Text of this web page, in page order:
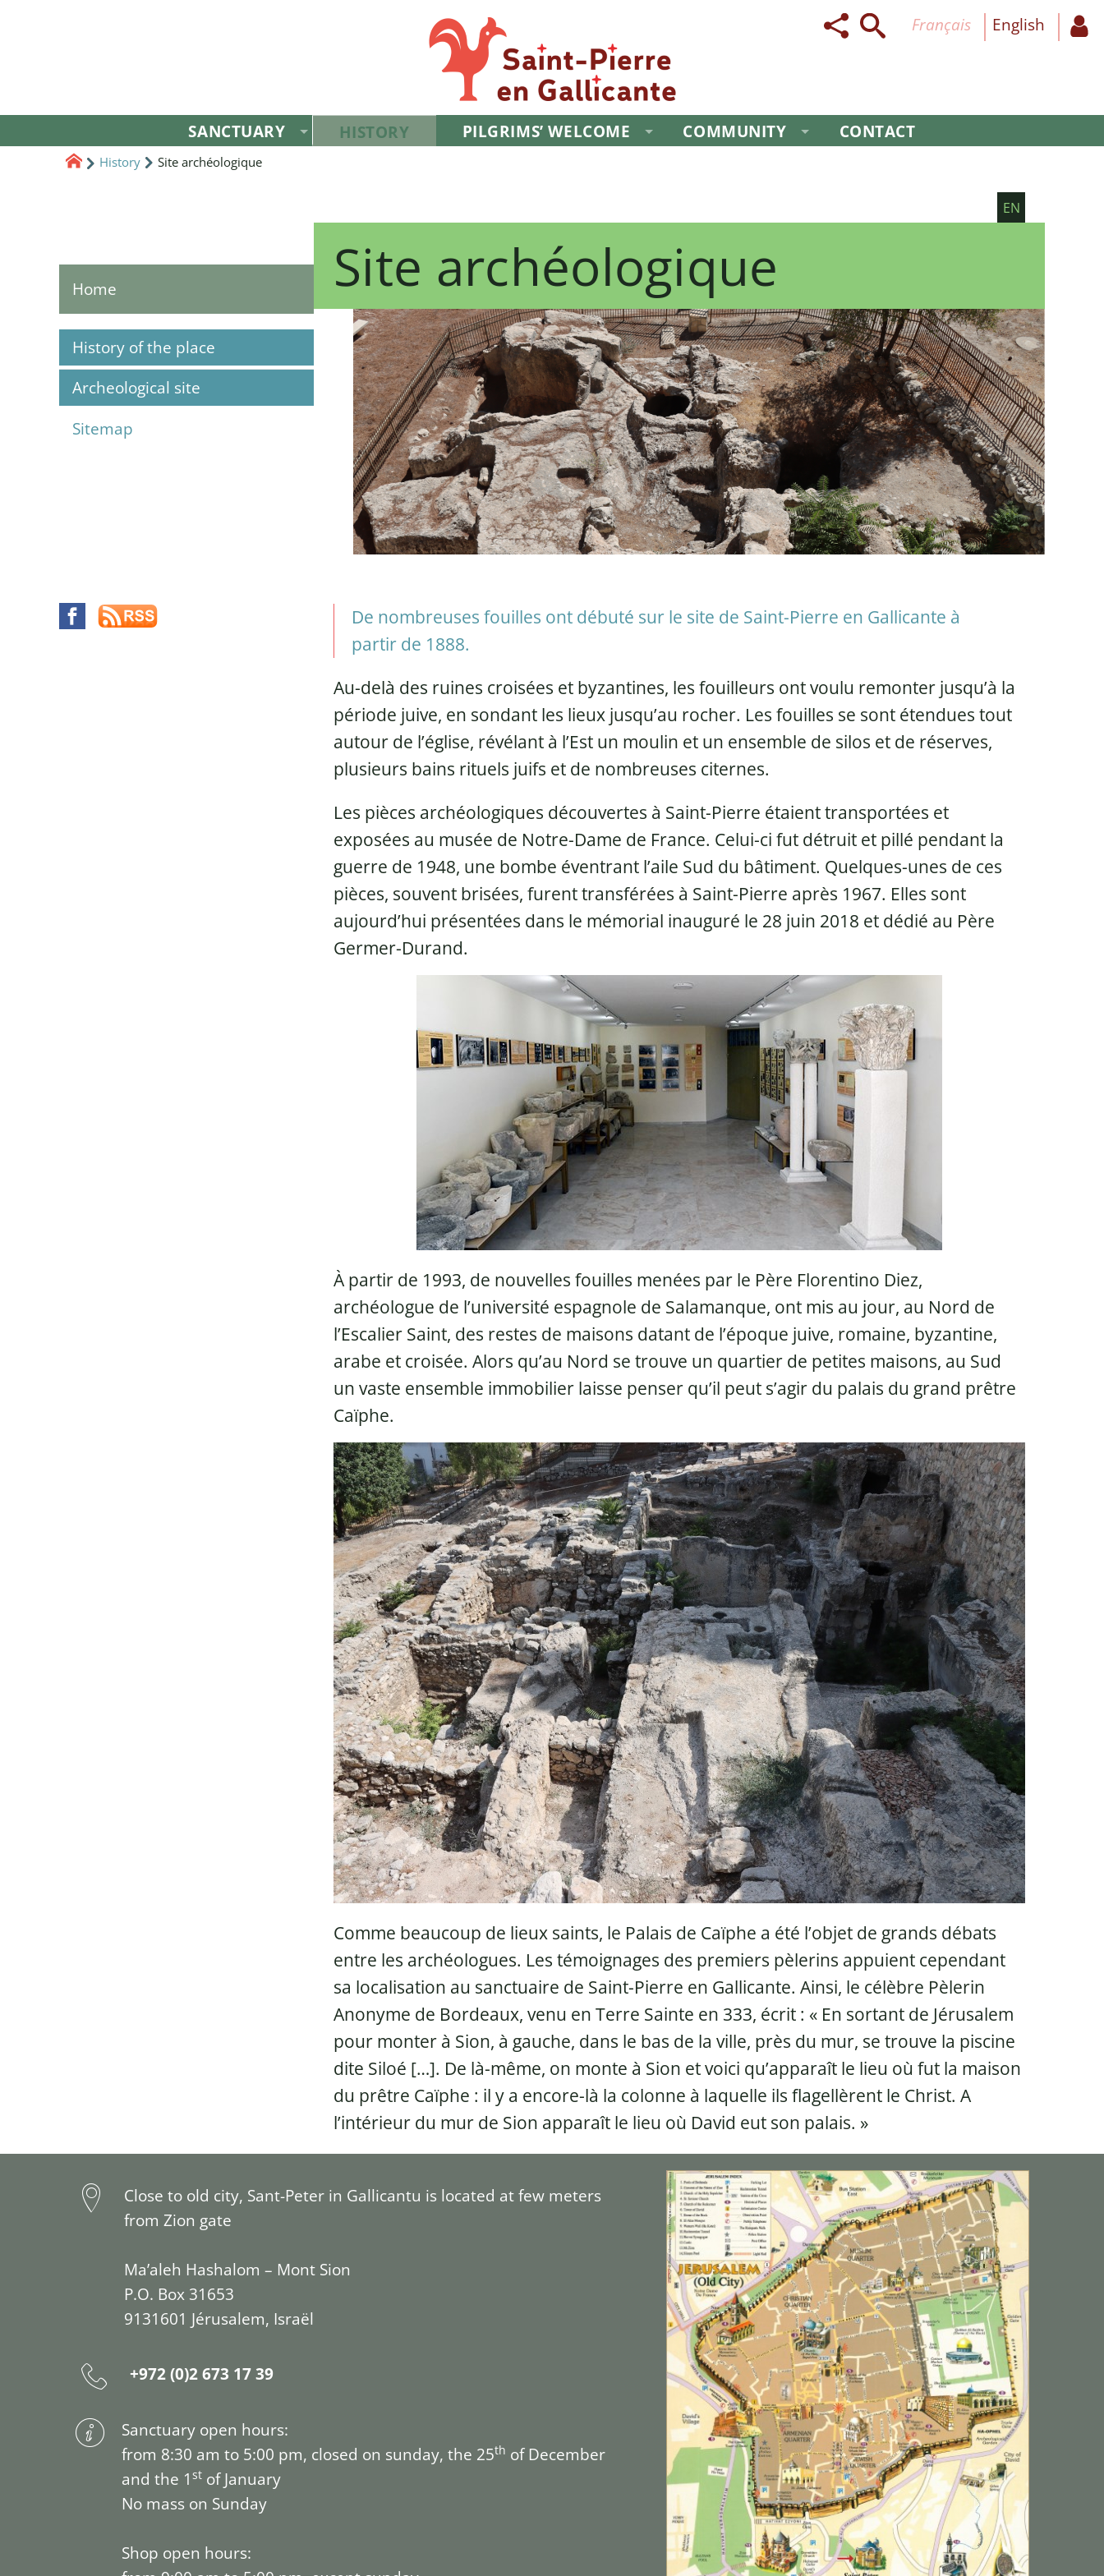
français English
SANCTUARY HISTORY PILGRIMS’ WELCOME COMMUNITY CONTACT
History Site archéologique
EN
Site archéologique
De nombreuses fouilles ont débuté sur le site de Saint-Pierre en Gallicante à
partir de 1888.
Au-delà des ruines croisées et byzantines, les fouilleurs ont voulu remonter jusqu’à la
période juive, en sondant les lieux jusqu’au rocher. Les fouilles se sont étendues tout
autour de l’église, révélant à l’Est un moulin et un ensemble de silos et de réserves,
plusieurs bains rituels juifs et de nombreuses citernes.
Les pièces archéologiques découvertes à Saint-Pierre étaient transportées et
exposées au musée de Notre-Dame de France. Celui-ci fut détruit et pillé pendant la
guerre de 1948, une bombe éventrant l’aile Sud du bâtiment. Quelques-unes de ces
pièces, souvent brisées, furent transférées à Saint-Pierre après 1967. Elles sont
aujourd’hui présentées dans le mémorial inauguré le 28 juin 2018 et dédié au Père
Germer-Durand.
À partir de 1993, de nouvelles fouilles menées par le Père Florentino Diez,
archéologue de l’université espagnole de Salamanque, ont mis au jour, au Nord de
l’Escalier Saint, des restes de maisons datant de l’époque juive, romaine, byzantine,
arabe et croisée. Alors qu’au Nord se trouve un quartier de petites maisons, au Sud
un vaste ensemble immobilier laisse penser qu’il peut s’agir du palais du grand prêtre
Caïphe.
Comme beaucoup de lieux saints, le Palais de Caïphe a été l’objet de grands débats
entre les archéologues. Les témoignages des premiers pèlerins appuient cependant
sa localisation au sanctuaire de Saint-Pierre en Gallicante. Ainsi, le célèbre Pèlerin
Anonyme de Bordeaux, venu en Terre Sainte en 333, écrit : « En sortant de Jérusalem
pour monter à Sion, à gauche, dans le bas de la ville, près du mur, se trouve la piscine
dite Siloé […]. De là-même, on monte à Sion et voici qu’apparaît le lieu où fut la maison
du prêtre Caïphe : il y a encore-là la colonne à laquelle ils flagellèrent le Christ. A
l’intérieur du mur de Sion apparaît le lieu où David eut son palais. »
Home
History of the place
Archeological site
Sitemap
Close to old city, Sant-Peter in Gallicantu is located at few meters
from Zion gate
Ma’aleh Hashalom – Mont Sion
P.O. Box 31653
9131601 Jérusalem, Israël
+972 (0)2 673 17 39
Sanctuary open hours:
from 8:30 am to 5:00 pm, closed on sunday, the 25th of December
and the 1 stof January
No mass on Sunday
Shop open hours: